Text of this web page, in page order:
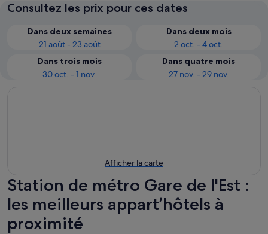
Consultez les prix pour ces dates
Dans deux semaines
21 août - 23 août
Dans deux mois
2 oct. - 4 oct.
Dans trois mois
30 oct. - 1 nov.
Dans quatre mois
27 nov. - 29 nov.
Afficher la carte
Station de métro Gare de l'Est :
les meilleurs appart’hôtels à
proximité